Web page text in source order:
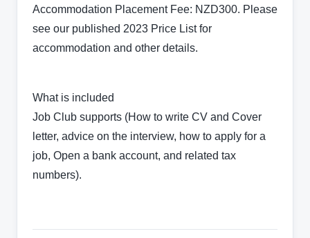
Accommodation Placement Fee: NZD300. Please
see our published 2023 Price List for
accommodation and other details.
What is included
Job Club supports (How to write CV and Cover
letter, advice on the interview, how to apply for a
job, Open a bank account, and related tax
numbers).